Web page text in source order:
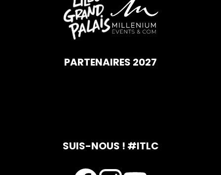
PARTENAIRES 2027
SUIS-NOUS ! #ITLC